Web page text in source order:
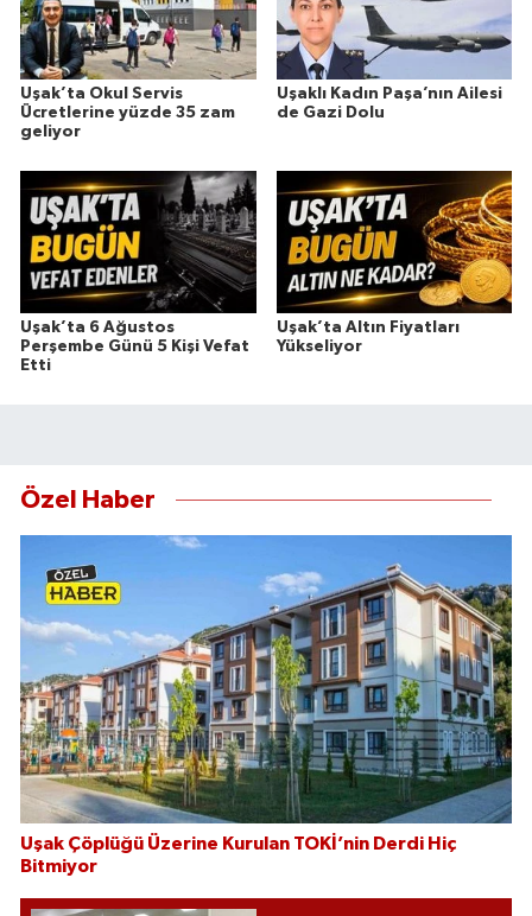
Uşak’ta Okul Servis
Ücretlerine yüzde 35 zam
geliyor
Uşaklı Kadın Paşa’nın Ailesi
de Gazi Dolu
Uşak’ta 6 Ağustos
Perşembe Günü 5 Kişi Vefat
Etti
Uşak’ta Altın Fiyatları
Yükseliyor
Özel Haber
Uşak Çöplüğü Üzerine Kurulan TOKİ’nin Derdi Hiç
Bitmiyor